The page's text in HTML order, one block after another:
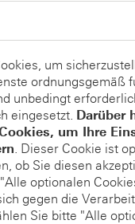
um
ordnungsgemäß
unbedingt
eingesetzt. Darüber
um Ihre
. Dieser Cookie ist
ob Sie diesen
optionalen
gegen die
Sie bitte "Alle